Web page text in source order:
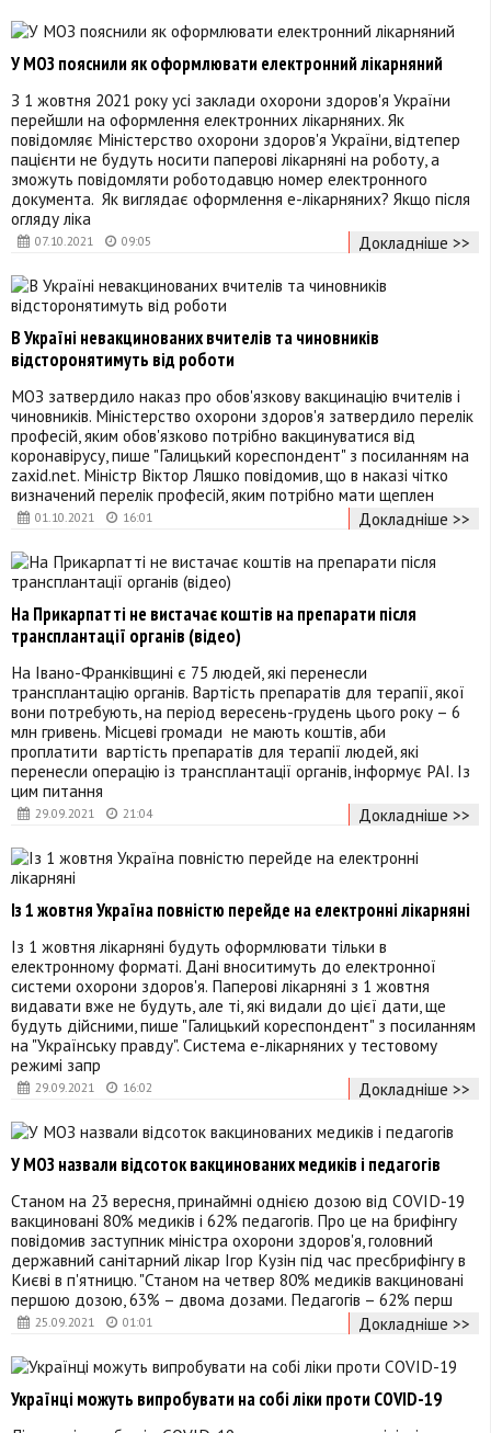
07.10.2021 09:05
У МОЗ пояснили як оформлювати електронний лікарняний
З 1 жовтня 2021 року усі заклади охорони здоров'я України
перейшли на оформлення електронних лікарняних. Як
повідомляє Міністерство охорони здоров'я України, відтепер
пацієнти не будуть носити паперові лікарняні на роботу, а
зможуть повідомляти роботодавцю номер електронного
документа. Як виглядає оформлення е-лікарняних? Якщо після
огляду ліка
Докладніше >>
01.10.2021 16:01
В Україні невакцинованих вчителів та чиновників
відсторонятимуть від роботи
МОЗ затвердило наказ про обов'язкову вакцинацію вчителів і
чиновників. Міністерство охорони здоров'я затвердило перелік
професій, яким обов'язково потрібно вакцинуватися від
коронавірусу, пише "Галицький кореспондент" з посиланням на
zaxid.net. Міністр Віктор Ляшко повідомив, що в наказі чітко
визначений перелік професій, яким потрібно мати щеплен
Докладніше >>
29.09.2021 21:04
На Прикарпатті не вистачає коштів на препарати після
трансплантації органів (відео)
На Івано-Франківщині є 75 людей, які перенесли
трансплантацію органів. Вартість препаратів для терапії, якої
вони потребують, на період вересень-грудень цього року – 6
млн гривень. Місцеві громади не мають коштів, аби
проплатити вартість препаратів для терапії людей, які
перенесли операцію із трансплантації органів, інформує РАІ. Із
цим питання
Докладніше >>
29.09.2021 16:02
Із 1 жовтня Україна повністю перейде на електронні лікарняні
Із 1 жовтня лікарняні будуть оформлювати тільки в
електронному форматі. Дані вноситимуть до електронної
системи охорони здоров'я. Паперові лікарняні з 1 жовтня
видавати вже не будуть, але ті, які видали до цієї дати, ще
будуть дійсними, пише "Галицький кореспондент" з посиланням
на "Українську правду". Система е-лікарняних у тестовому
режимі запр
Докладніше >>
25.09.2021 01:01
У МОЗ назвали відсоток вакцинованих медиків і педагогів
Станом на 23 вересня, принаймні однією дозою від COVID-19
вакциновані 80% медиків і 62% педагогів. Про це на брифінгу
повідомив заступник міністра охорони здоров'я, головний
державний санітарний лікар Ігор Кузін під час пресбрифінгу в
Києві в п'ятницю. "Станом на четвер 80% медиків вакциновані
першою дозою, 63% – двома дозами. Педагогів – 62% перш
Докладніше >>
Українці можуть випробувати на собі ліки проти COVID-19